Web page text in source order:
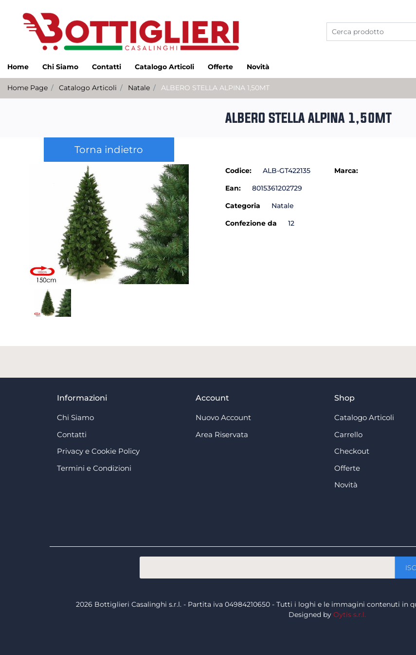
Home Chi Siamo Contatti Catalogo Articoli Offerte Novità
Home Page Catalogo Articoli Natale ALBERO STELLA ALPINA 1,50MT
Torna indietro
ALBERO STELLA ALPINA 1,50MT
Codice:
ALB-GT422135
Ean:
8015361202729
Categoria
Natale
Confezione da
12
Marca:
Informazioni
Chi Siamo
Contatti
Privacy e Cookie Policy
Termini e Condizioni
Account
Nuovo Account
Area Riservata
Shop
Catalogo Articoli
Carrello
Checkout
Offerte
Novità
2026 Bottiglieri Casalinghi s.r.l. - Partita iva 04984210650 - Tutti i loghi e le immagini contenuti in
Designed by Oytis s.r.l.